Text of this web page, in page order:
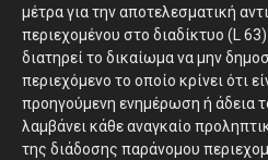
μέτρα για την αποτελεσματική
περιεχομένου στο διαδίκτυο (L
διατηρεί το δικαίωμα να μην
περιεχόμενο το οποίο κρίνει ότι
προηγούμενη ενημέρωση ή άδεια
λαμβάνει κάθε αναγκαίο
της διάδοσης παράνομου